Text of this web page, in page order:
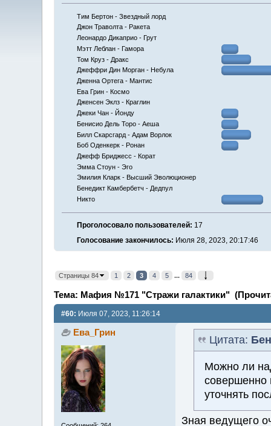
Тим Бертон - Звездный лорд
Джон Траволта - Ракета
Леонардо Дикаприо - Грут
Мэтт Леблан - Гамора
Том Круз - Дракс
Джеффри Дин Морган - Небула
Дженна Ортега - Мантис
Ева Грин - Космо
Дженсен Эклз - Краглин
Джеки Чан - Йонду
Бенисио Дель Торо - Аеша
Билл Скарсгард - Адам Ворлок
Боб Оденкерк - Ронан
Джефф Бриджесс - Корат
Эмма Стоун - Эго
Эмилия Кларк - Высший Эволюционер
Бенедикт Камбербетч - Дедпул
Никто
Проголосовало пользователей: 17
Голосование закончилось: Июля 28, 2023, 20:17:46
Страницы 84 1 2 3 4 5 ... 84
Тема: Мафия №171 "Стражи галактики"
#60: Июля 07, 2023, 11:26:14
Ева_Грин
Цитата:
Можно ли
совершенно
уточнять
Зная ведущего